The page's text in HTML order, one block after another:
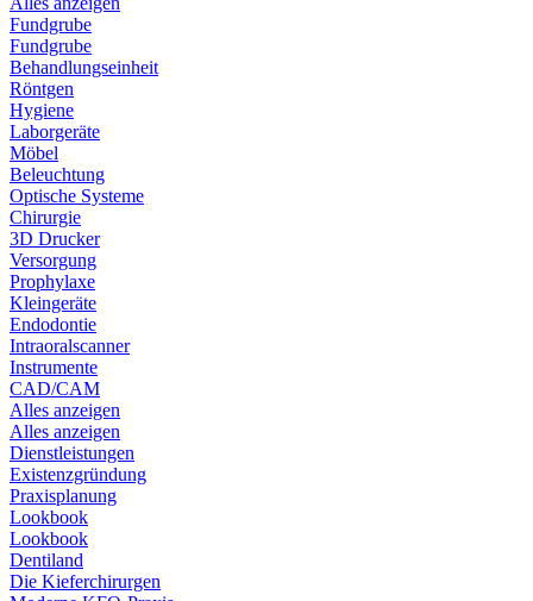
Fundgrube
Fundgrube
Behandlungseinheit
Röntgen
Hygiene
Laborgeräte
Möbel
Beleuchtung
Optische Systeme
Chirurgie
3D Drucker
Versorgung
Prophylaxe
Kleingeräte
Endodontie
Intraoralscanner
Instrumente
CAD/CAM
Alles anzeigen
Alles anzeigen
Dienstleistungen
Existenzgründung
Praxisplanung
Lookbook
Lookbook
Dentiland
Die Kieferchirurgen